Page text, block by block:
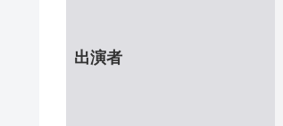
出演者